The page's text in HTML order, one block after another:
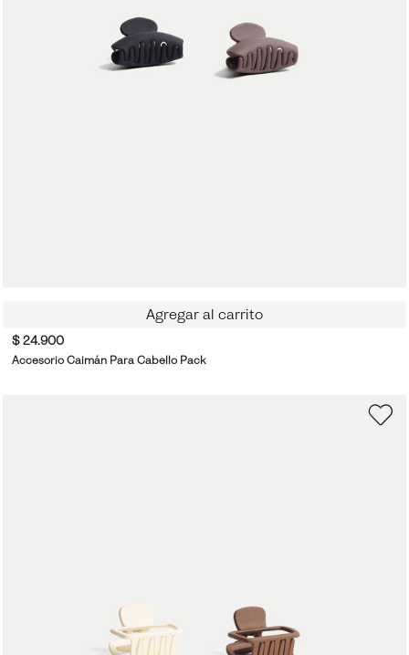
Agregar al carrito
$ 24.900
Accesorio Caimán Para Cabello Pack